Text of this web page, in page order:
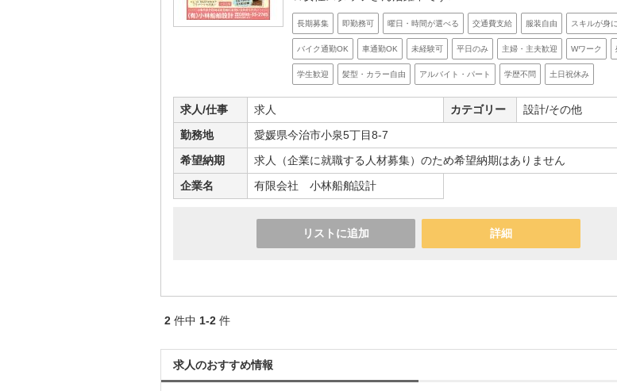
長期募集 即勤務可 曜日・時間が選べる 交通費支給 服装自由 スキルが身
バイク通勤OK 車通勤OK 未経験可 平日のみ 主婦・主夫歓迎 Wワーク
学生歓迎 髪型・カラー自由 アルバイト・パート 学歴不問 土日祝休み
求人/仕事 求人 カテゴリー
設計/その他
勤務地
愛媛県今治市小泉5丁目8-7
希望納期
求人（企業に就職する人材募集）のため希望納期はありません
企業名
有限会社 小林船舶設計
リストに追加 詳細
2件中 1-2件
求人のおすすめ情報